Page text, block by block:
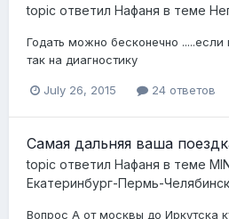
topic ответил Нафаня в теме
Годать можно бесконечно .....если
так на диагностику
July 26, 2015 24 ответов
Самая дальняя ваша
topic ответил Нафаня в теме
Екатеринбург-Пермь-Челябинск
Вопрос А от москвы до Иркутска